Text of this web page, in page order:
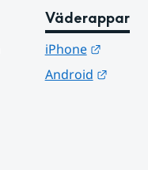
Väderappar
iPhone
Länk till
Android
Länk